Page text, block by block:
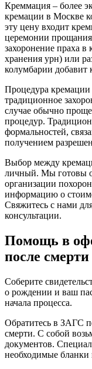
Креммация – более
кремации в Москве
эту цену входит
церемонии
захоронение праха
хранения урн) или
колумбарии добавит
Процедура
традиционное
случае обычно
процедур.
формальностей,
получением
Выбор между
личный. Мы готовы
организации
информацию о
Свяжитесь с нами
консультации.
Помощь в
после
Соберите
о рождении и ваш
начала процесса.
Обратитесь в ЗАГС
смерти. С собой
документов.
необходимые бланки